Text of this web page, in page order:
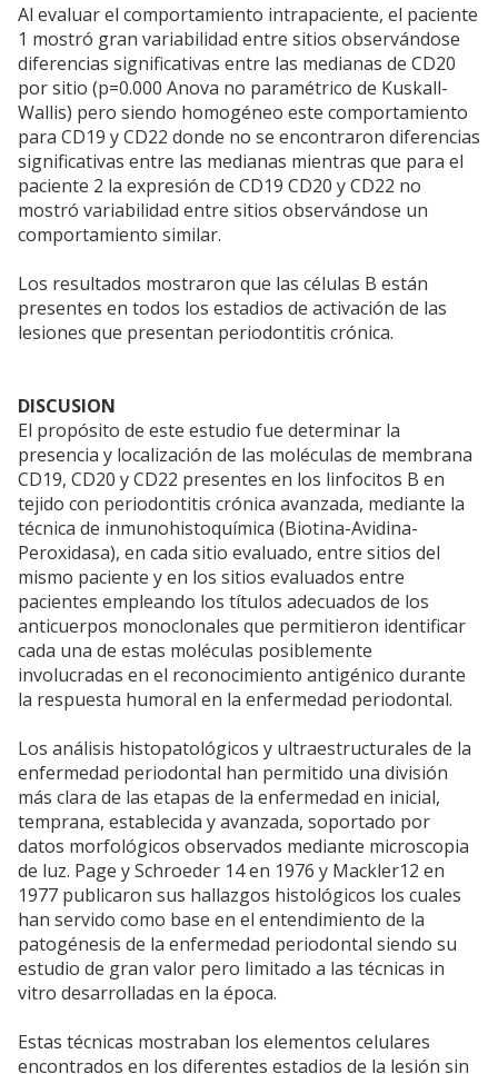
Al evaluar el comportamiento intrapaciente, el paciente
1 mostró gran variabilidad entre sitios observándose
diferencias significativas entre las medianas de CD20
por sitio (p=0.000 Anova no paramétrico de Kuskall-
Wallis) pero siendo homogéneo este comportamiento
para CD19 y CD22 donde no se encontraron diferencias
significativas entre las medianas mientras que para el
paciente 2 la expresión de CD19 CD20 y CD22 no
mostró variabilidad entre sitios observándose un
comportamiento similar.
Los resultados mostraron que las células B están
presentes en todos los estadios de activación de las
lesiones que presentan periodontitis crónica.
DISCUSION
El propósito de este estudio fue determinar la
presencia y localización de las moléculas de membrana
CD19, CD20 y CD22 presentes en los linfocitos B en
tejido con periodontitis crónica avanzada, mediante la
técnica de inmunohistoquímica (Biotina-Avidina-
Peroxidasa), en cada sitio evaluado, entre sitios del
mismo paciente y en los sitios evaluados entre
pacientes empleando los títulos adecuados de los
anticuerpos monoclonales que permitieron identificar
cada una de estas moléculas posiblemente
involucradas en el reconocimiento antigénico durante
la respuesta humoral en la enfermedad periodontal.
Los análisis histopatológicos y ultraestructurales de la
enfermedad periodontal han permitido una división
más clara de las etapas de la enfermedad en inicial,
temprana, establecida y avanzada, soportado por
datos morfológicos observados mediante microscopia
de luz. Page y Schroeder 14 en 1976 y Mackler12 en
1977 publicaron sus hallazgos histológicos los cuales
han servido como base en el entendimiento de la
patogénesis de la enfermedad periodontal siendo su
estudio de gran valor pero limitado a las técnicas in
vitro desarrolladas en la época.
Estas técnicas mostraban los elementos celulares
encontrados en los diferentes estadios de la lesión sin